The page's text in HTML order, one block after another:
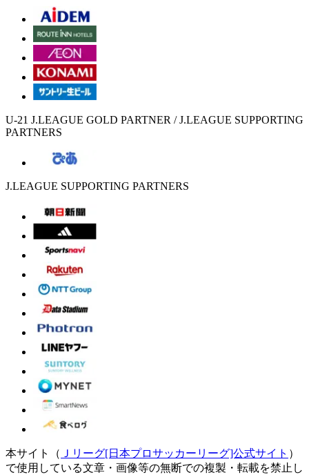
U-21 J.LEAGUE GOLD PARTNER / J.LEAGUE SUPPORTING
PARTNERS
J.LEAGUE SUPPORTING PARTNERS
本サイト（ Ｊリーグ[日本プロサッカーリーグ]公式サイト ）
で使用している文章・画像等の無断での複製・転載を禁止し